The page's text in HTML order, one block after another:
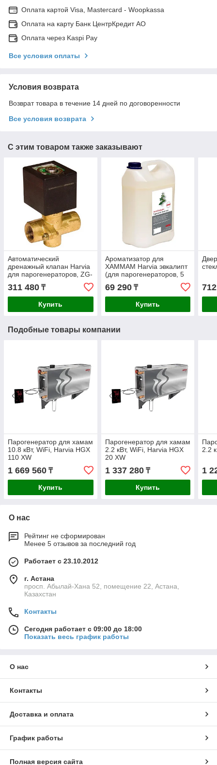
Оплата картой Visa, Mastercard - Woopkassa
Оплата на карту Банк ЦентрКредит АО
Оплата через Kaspi Pay
Все условия оплаты
Условия возврата
Возврат товара в течение 14 дней по договоренности
Все условия возврата
С этим товаром также заказывают
Автоматический
дренажный клапан Harvia
для парогенераторов, ZG-
311 480 ₸
Купить
Ароматизатор для
ХАММАМ Harvia эвкалипт
(для парогенераторов, 5
л), SAC25080
69 290₸
Купить
Подобные товары компании
Парогенератор для хамам
10.8 кВт, WiFi, Harvia HGX
110 XW
1 669 560 ₸
Купить
Парогенератор для хамам
2.2 кВт, WiFi, Harvia HGX
20 XW
1 337 280₸
Купить
2.2
1
О нас
Рейтинг не сформирован
Менее 5 отзывов за последний год
Работает с 23.10.2012
г. Астана
просп. Абылай-Хана 52, помещение 22, Астана,
Казахстан
Контакты
Сегодня работает с 09:00 до 18:00
Показать весь график работы
О нас
Контакты
Доставка и оплата
График работы
Полная версия сайта